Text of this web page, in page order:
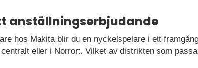
anställningserbjudande
hos Makita blir du en nyckelspelare i ett
centralt eller i Norrort. Vilket av distrikten som